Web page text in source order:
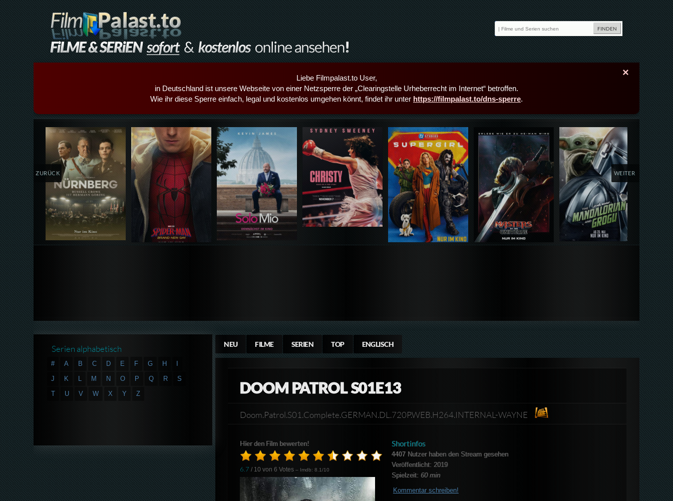
×
Liebe Filmpalast.to User,
in Deutschland ist unsere Webseite von einer Netzsperre der „Clearingstelle Urheberrecht im Internet“ betroffen.
Wie ihr diese Sperre einfach, legal und kostenlos umgehen könnt, findet ihr unter https://filmpalast.to/dns-sperre.
Details,Play Details,Play Details,Play Details,Play Details,Play Details,Play Details,Play
ZURÜCK WEITER
NEU FILME SERIEN TOP ENGLISCH
DOOM PATROL S01E13
Doom.Patrol.S01.Complete.GERMAN.DL.720P.WEB.H264.INTERNAL-WAYNE
Hier den Film bewerten!
6.7 / 10 von6 Votes – Imdb: 8.1/10
Shortinfos
4407Nutzer haben den Stream gesehen
Veröffentlicht: 2019
Spielzeit: 60 min
Kommentar schreiben!
Serien alphabetisch
# A B C D E F G H
J
K L M N O P Q R
S
T
U V W X Y Z